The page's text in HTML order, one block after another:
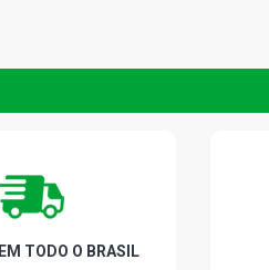
TODO O BRASIL